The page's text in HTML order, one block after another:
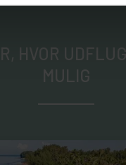
HVOR
MULIG